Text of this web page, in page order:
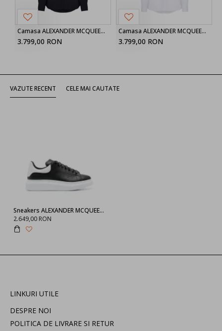
Camasa ALEXANDER MCQUEEN, Harness Shirt in Black
3.799,00 RON
Camasa ALEXANDER MCQUEEN, Harness Shirt in White
3.799,00 RON
VAZUTE RECENT CELE MAI CAUTATE
Sneakers ALEXANDER MCQUEEN, Oversize, White Details, Men, Black
2.649,00 RON
LINKURI UTILE
DESPRE NOI
POLITICA DE LIVRARE SI RETUR